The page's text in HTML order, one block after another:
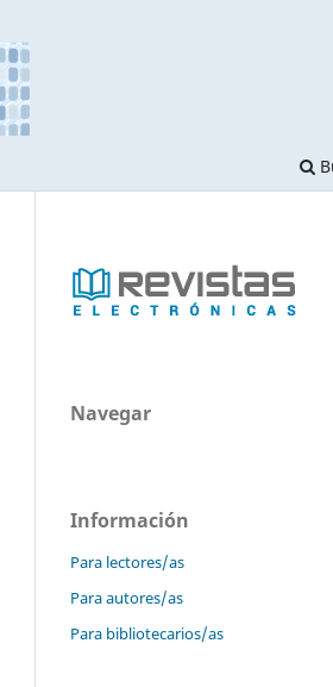
Navegar
Información
Para lectores/as
Para autores/as
Para bibliotecarios/as